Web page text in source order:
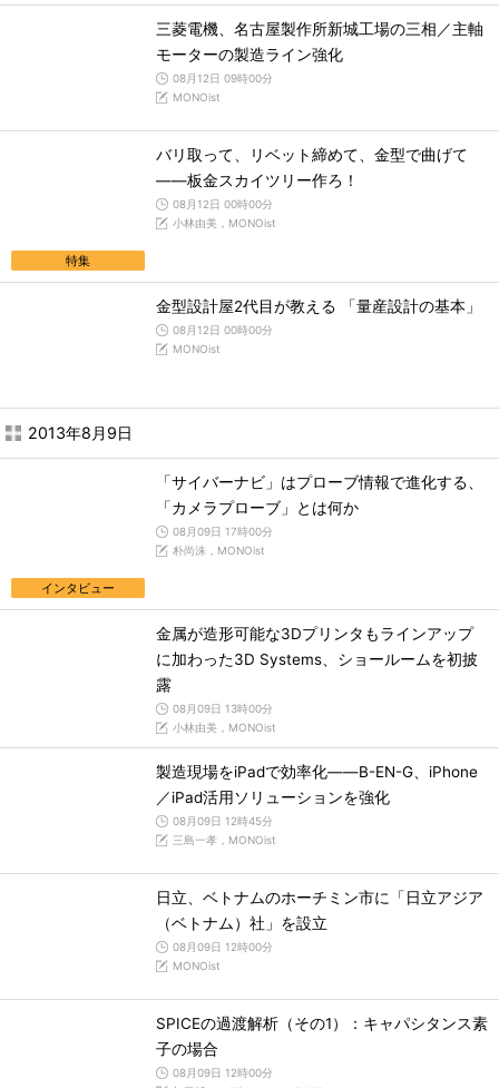
三菱電機、名古屋製作所新城工場の三相／主軸
モーターの製造ライン強化
08月12日 09時00分
MONOist
特集
バリ取って、リベット締めて、金型で曲げて
――板金スカイツリー作ろ！
08月12日 00時00分
小林由美，MONOist
金型設計屋2代目が教える 「量産設計の基本」
08月12日 00時00分
MONOist
2013年8月9日
インタビュー
「サイバーナビ」はプローブ情報で進化する、
「カメラプローブ」とは何か
08月09日 17時00分
朴尚洙，MONOist
金属が造形可能な3Dプリンタもラインアップ
に加わった3D Systems、ショールームを初披
露
08月09日 13時00分
小林由美，MONOist
製造現場をiPadで効率化――B-EN-G、iPhone
／iPad活用ソリューションを強化
08月09日 12時45分
三島一孝，MONOist
日立、ベトナムのホーチミン市に「日立アジア
（ベトナム）社」を設立
08月09日 12時00分
MONOist
SPICEの過渡解析（その1）：キャパシタンス素
子の場合
08月09日 12時00分